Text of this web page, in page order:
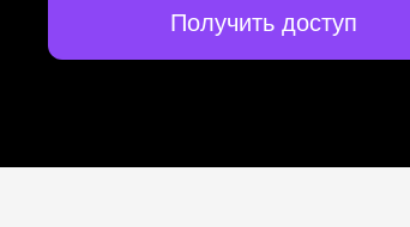
Получить доступ